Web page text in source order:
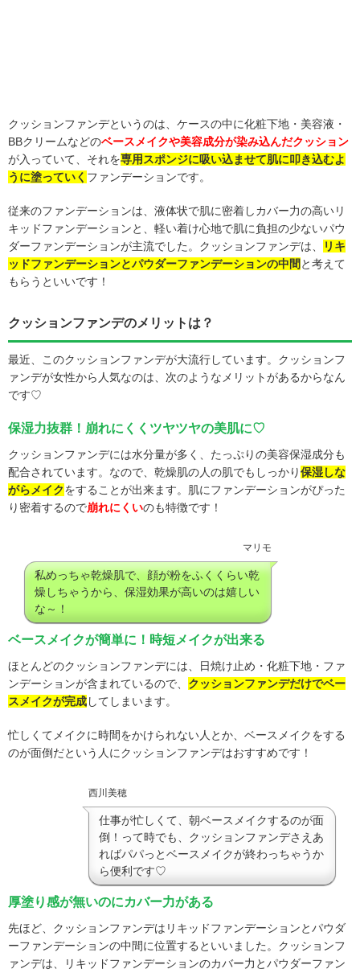
クッションファンデというのは、ケースの中に化粧下地・美容液・
BBクリームなどのベースメイクや美容成分が染み込んだクッション
が入っていて、それを専用スポンジに吸い込ませて肌に叩き込むよ
うに塗っていく ファンデーションです。
従来のファンデーションは、液体状で肌に密着しカバー力の高いリ
キッドファンデーションと、軽い着け心地で肌に負担の少ないパウ
ダーファンデーションが主流でした。クッションファンデは、
リキ
ッドファンデーションとパウダーファンデーションの中間 と考えて
もらうといいです！
クッションファンデのメリットは？
最近、このクッションファンデが大流行しています。クッションフ
ァンデが女性から人気なのは、次のようなメリットがあるからなん
です♡
保湿力抜群！崩れにくくツヤツヤの美肌に♡
クッションファンデには水分量が多く、たっぷりの美容保湿成分も
配合されています。なので、乾燥肌の人の肌でもしっかり保湿しな
がらメイクをすることが出来ます。肌にファンデーションがぴった
り密着するので崩れにくいのも特徴です！
マリモ
私めっちゃ乾燥肌で、顔が粉をふくくらい乾
燥しちゃうから、保湿効果が高いのは嬉しい
な～！
ベースメイクが簡単に！時短メイクが出来る
ほとんどのクッションファンデには、日焼け止め・化粧下地・ファ
ンデーションが含まれているので、 クッションファンデだけでベー
スメイクが完成してしまいます。
忙しくてメイクに時間をかけられない人とか、ベースメイクをする
のが面倒だという人にクッションファンデはおすすめです！
西川美穂
仕事が忙しくて、朝ベースメイクするのが面
倒！って時でも、クッションファンデさえあ
ればパパっとベースメイクが終わっちゃうか
ら便利です♡
厚塗り感が無いのにカバー力がある
先ほど、クッションファンデはリキッドファンデーションとパウダ
ーファンデーションの中間に位置するといいました。クッションフ
ァンデは、リキッドファンデーションのカバー力とパウダーファン